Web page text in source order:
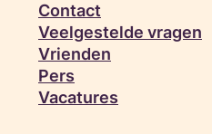
Contact
Veelgestelde vragen
Vrienden
Pers
Vacatures